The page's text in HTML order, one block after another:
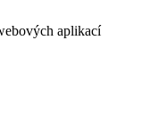
aplikací